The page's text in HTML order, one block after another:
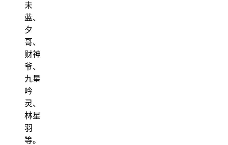
未
蓝、
夕
哥、
财神
爷、
九星
吟
灵、
林星
羽
等。